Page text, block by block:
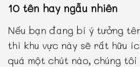
10 tên hay ngẫu nhiên
Nếu bạn đang bí ý tưởng
thì khu vực này sẽ rất hữu
quá một chút nào, chúng